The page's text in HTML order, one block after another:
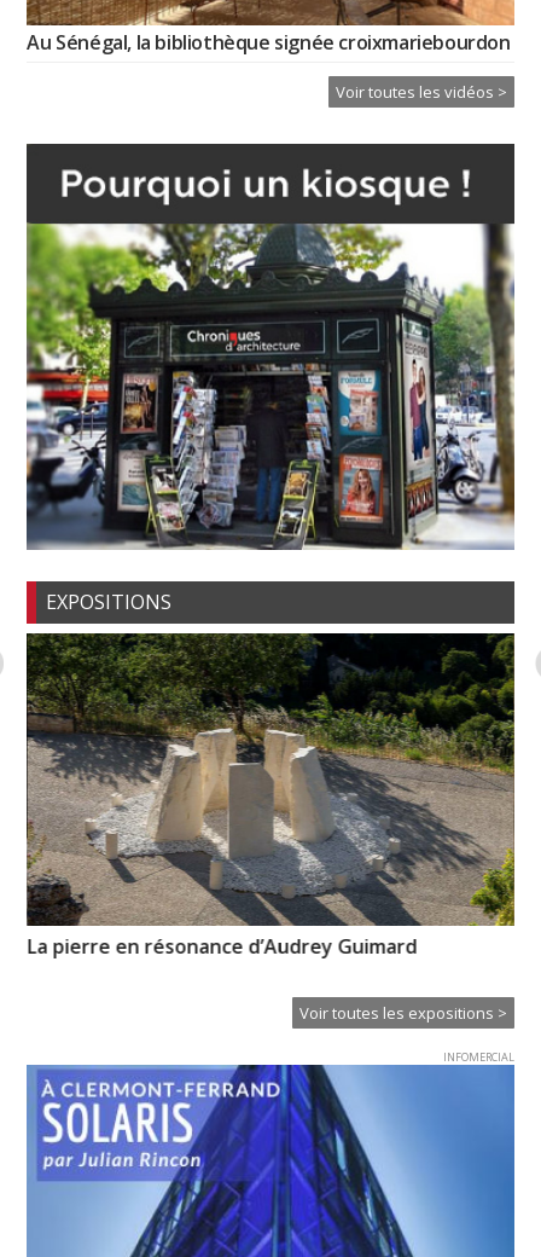
Au Sénégal, la bibliothèque signée croixmariebourdon
Voir toutes les vidéos >
EXPOSITIONS
La pierre en résonance d’Audrey Guimard
Voir toutes les expositions >
INFOMERCIAL